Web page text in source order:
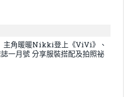
主角暖暖Nikki登上《ViVi》、
一月號 分享服裝搭配及拍照祕